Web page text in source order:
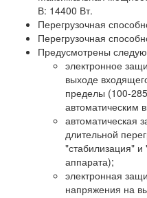
В: 14400 Вт.
Перегрузочная
Перегрузочная
Предусмотрены
электронное
выходе
пределы (100-
автоматическим
автоматическая
длительной
"стабилизация" и
аппарата);
электронная
напряжения на